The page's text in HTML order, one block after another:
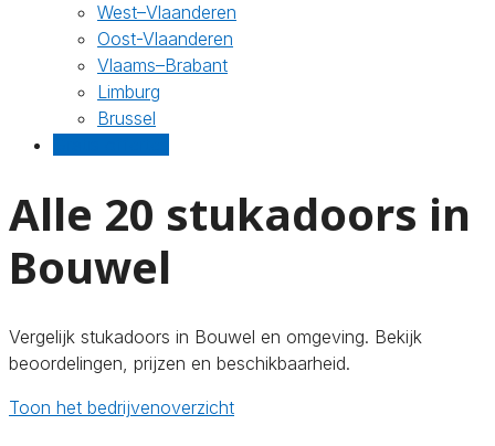
West–Vlaanderen
Oost-Vlaanderen
Vlaams–Brabant
Limburg
Brussel
Alle 20 stukadoors in
Bouwel
Vergelijk stukadoors in Bouwel en omgeving. Bekijk
beoordelingen, prijzen en beschikbaarheid.
Toon het bedrijvenoverzicht